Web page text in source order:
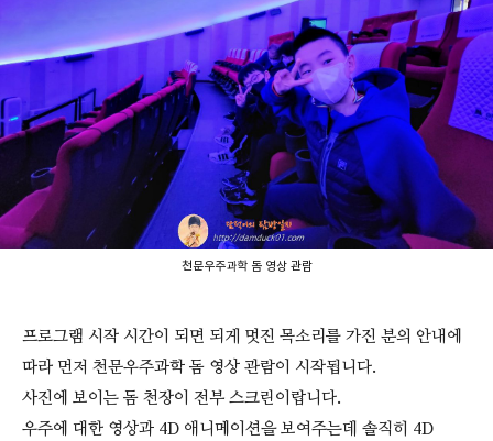
천문우주과학 돔 영상 관람
프로그램 시작 시간이 되면 되게 멋진 목소리를 가진 분의 안내에
따라 먼저 천문우주과학 돔 영상 관람이 시작됩니다.
사진에 보이는 돔 천장이 전부 스크린이랍니다.
우주에 대한 영상과 4D 애니메이션을 보여주는데 솔직히 4D